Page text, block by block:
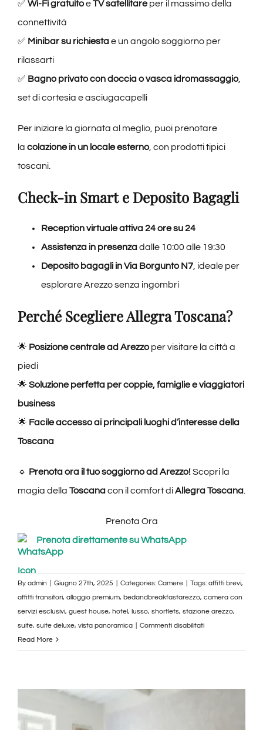
✅ Wi-Fi gratuitoeTV satellitareper il massimo della
connettività
✅ Minibar su richiestae un angolo soggiorno per
rilassarti
✅ Bagno privato con doccia o vasca idromassaggio,
set di cortesia e asciugacapelli
Per iniziare la giornata al meglio, puoi prenotare
la colazione in un locale esterno, con prodotti tipici
toscani.
Check-in Smart e Deposito Bagagli
Reception virtuale attiva 24 ore su 24
Assistenza in presenzadalle 10:00 alle 19:30
Deposito bagagli in Via Borgunto N7, ideale per
esplorare Arezzo senza ingombri
Perché Scegliere Allegra Toscana?
🌟 Posizione centrale ad Arezzoper visitare la città a
piedi
🌟 Soluzione perfetta per coppie, famiglie e viaggiatori
business
🌟 Facile accesso ai principali luoghi d’interesse della
Toscana
🔹 Prenota ora il tuo soggiorno ad Arezzo!Scopri la
magia della Toscanacon il comfort diAllegra Toscana.
Prenota Ora
Prenota direttamente su WhatsApp
By admin Giugno 27th, 2025 Categories: Camere Tags: affitti brevi,
affitti transitori, alloggio premium, bedandbreakfastarezzo, camera con
servizi esclusivi, guest house, hotel, lusso, shortlets, stazione arezzo,
suite, suite deluxe, vista panoramica Commenti disabilitatisu
Deluxe
Read More